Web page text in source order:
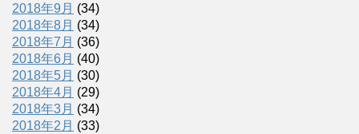
2018年9月 (34)
2018年8月 (34)
2018年7月 (36)
2018年6月 (40)
2018年5月 (30)
2018年4月 (29)
2018年3月 (34)
2018年2月 (33)